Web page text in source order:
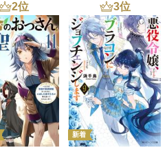
2位 3位
新着